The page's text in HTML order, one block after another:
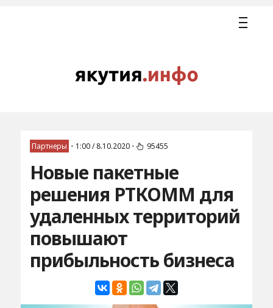
Партнеры • 1:00 / 8.10.2020 • 95455
Новые пакетные
решения РТКОММ для
удаленных территорий
повышают
прибыльность бизнеса